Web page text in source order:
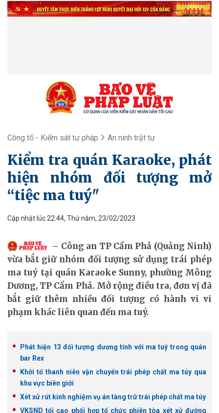
Công tố - Kiểm sát tư pháp An ninh trật tự
Kiểm tra quán Karaoke, phát
hiện nhóm đối tượng mở
“tiệc ma tuý"
Cập nhật lúc 22:44, Thứ năm, 23/02/2023
Công an TP Cẩm Phả (Quảng Ninh)
vừa bắt giữ nhóm đối tượng sử dụng trái phép
ma tuý tại quán Karaoke Sunny, phường Mông
Dương, TP Cẩm Phả. Mở rộng điều tra, đơn vị đã
bắt giữ thêm nhiều đối tượng có hành vi vi
phạm khác liên quan đến ma tuý.
Phát hiện 13 đối tượng dương tính với ma tuý trong quán
bar Rex
Khởi tố thanh niên vận chuyển trái phép chất ma túy qua
khu vực biên giới
Xét xử rút kinh nghiệm vụ án tàng trữ trái phép chất ma túy
VKSND tối cao phối hợp tổ chức phiên tòa xét xử đường